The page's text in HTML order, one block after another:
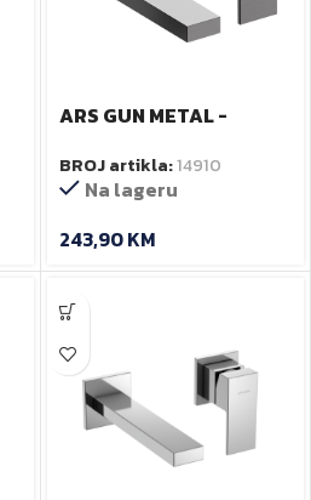
ARS GUN METAL -
podžbukna
BROJ artikla:14910
Na lageru
243,90KM